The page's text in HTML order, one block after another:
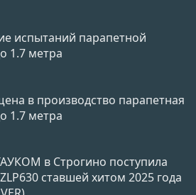
испытаний парапетной
1.7 метра
в производство парапетная
1.7 метра
в Строгино поступила
ставшей хитом 2025 года